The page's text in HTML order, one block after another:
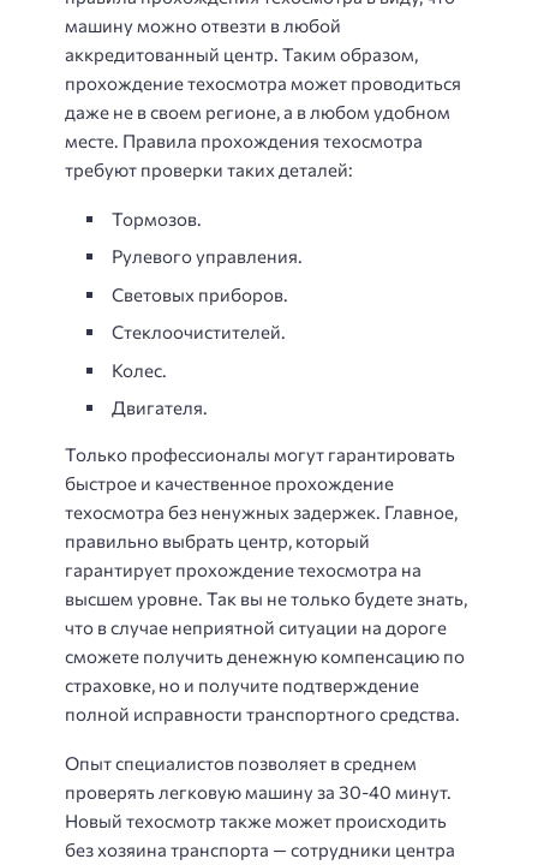
машину можно отвезти в любой
аккредитованный центр. Таким образом,
прохождение техосмотра может проводиться
даже не в своем регионе, а в любом удобном
месте. Правила прохождения техосмотра
требуют проверки таких деталей:
Тормозов.
Рулевого управления.
Световых приборов.
Стеклоочистителей.
Колес.
Двигателя.
Только профессионалы могут гарантировать
быстрое и качественное прохождение
техосмотра без ненужных задержек. Главное,
правильно выбрать центр, который
гарантирует прохождение техосмотра на
высшем уровне. Так вы не только будете знать,
что в случае неприятной ситуации на дороге
сможете получить денежную компенсацию по
страховке, но и получите подтверждение
полной исправности транспортного средства.
Опыт специалистов позволяет в среднем
проверять легковую машину за 30-40 минут.
Новый техосмотр также может происходить
без хозяина транспорта — сотрудники центра